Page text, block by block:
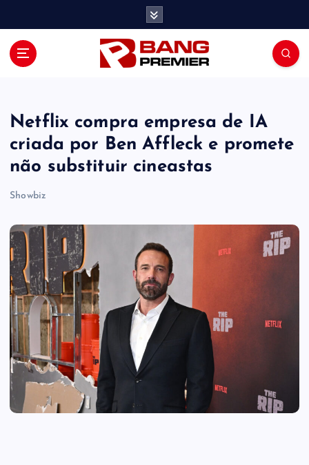
Netflix compra empresa de IA
criada por Ben Affleck e promete
não substituir cineastas
Showbiz